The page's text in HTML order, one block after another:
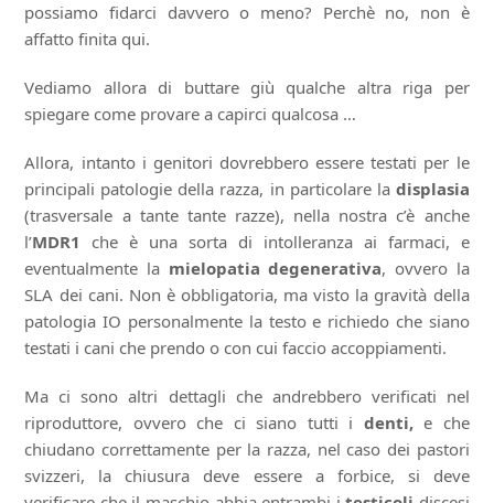
possiamo fidarci davvero o meno? Perchè no, non è
affatto finita qui.
Vediamo allora di buttare giù qualche altra riga per
spiegare come provare a capirci qualcosa …
Allora, intanto i genitori dovrebbero essere testati per le
principali patologie della razza, in particolare la displasia
(trasversale a tante tante razze), nella nostra c’è anche
l’MDR1
che è una sorta di intolleranza ai farmaci, e
eventualmente la mielopatia degenerativa, ovvero la
SLA dei cani. Non è obbligatoria, ma visto la gravità della
patologia IO personalmente la testo e richiedo che siano
testati i cani che prendo o con cui faccio accoppiamenti.
Ma ci sono altri dettagli che andrebbero verificati nel
riproduttore, ovvero che ci siano tutti i denti,e che
chiudano correttamente per la razza, nel caso dei pastori
svizzeri, la chiusura deve essere a forbice, si deve